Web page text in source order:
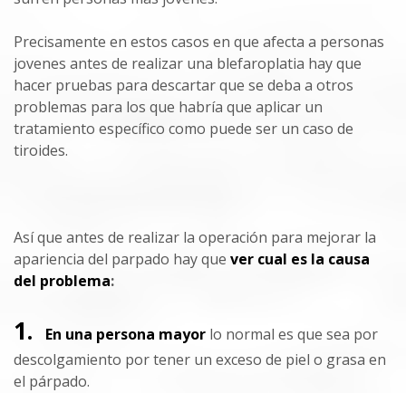
Precisamente en estos casos en que afecta a personas
jovenes antes de realizar una blefaroplatia hay que
hacer pruebas para descartar que se deba a otros
problemas para los que habría que aplicar un
tratamiento específico como puede ser un caso de
tiroides.
Así que antes de realizar la operación para mejorar la
apariencia del parpado hay que ver cual es la causa
del problema:
1. En una persona mayor lo normal es que sea por
descolgamiento por tener un exceso de piel o grasa en
el párpado.